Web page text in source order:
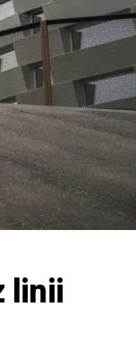
linii